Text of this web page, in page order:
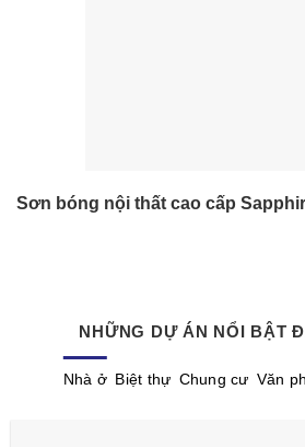
Sơn bóng nội thất cao cấp
NHỮNG DỰ ÁN NỔI BẬT
Nhà ở Biệt thự Chung cư Văn